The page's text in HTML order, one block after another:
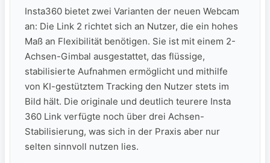
Insta360 bietet zwei Varianten der neuen Webcam
an: Die Link 2 richtet sich an Nutzer, die ein hohes
Maß an Flexibilität benötigen. Sie ist mit einem 2-
Achsen-Gimbal ausgestattet, das flüssige,
stabilisierte Aufnahmen ermöglicht und mithilfe
von KI-gestütztem Tracking den Nutzer stets im
Bild hält. Die originale und deutlich teurere Insta
360 Link verfügte noch über drei Achsen-
Stabilisierung, was sich in der Praxis aber nur
selten sinnvoll nutzen lies.